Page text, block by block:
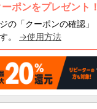
ポンをプレゼント！
の「クーポンの確認」
。 →使用方法